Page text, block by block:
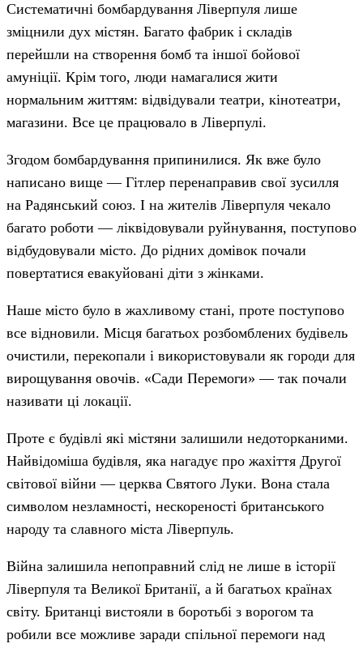
Систематичні бомбардування Ліверпуля лише
зміцнили дух містян. Багато фабрик і складів
перейшли на створення бомб та іншої бойової
амуніції. Крім того, люди намагалися жити
нормальним життям: відвідували театри, кінотеатри,
магазини. Все це працювало в Ліверпулі.
Згодом бомбардування припинилися. Як вже було
написано вище — Гітлер перенаправив свої зусилля
на Радянський союз. І на жителів Ліверпуля чекало
багато роботи — ліквідовували руйнування, поступово
відбудовували місто. До рідних домівок почали
повертатися евакуйовані діти з жінками.
Наше місто було в жахливому стані, проте поступово
все відновили. Місця багатьох розбомблених будівель
очистили, перекопали і використовували як городи для
вирощування овочів. «Сади Перемоги» — так почали
називати ці локації.
Проте є будівлі які містяни залишили недоторканими.
Найвідоміша будівля, яка нагадує про жахіття Другої
світової війни — церква Святого Луки. Вона стала
символом незламності, нескореності британського
народу та славного міста Ліверпуль.
Війна залишила непоправний слід не лише в історії
Ліверпуля та Великої Британії, а й багатьох країнах
світу. Британці вистояли в боротьбі з ворогом та
робили все можливе заради спільної перемоги над